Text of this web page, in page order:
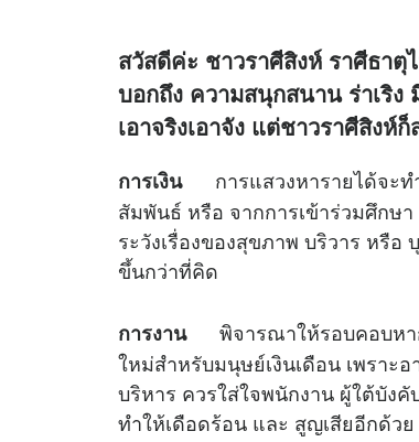
สวัสดีค่ะ ชาวราศีสิงห์ ราศีธาตุ
บอกถึง ความสนุกสนาน ร่าเริง
เอาจริงเอาจัง แต่ชาวราศีสิงห์
การเงินการแสวงหารายได้จะทำ
สัมพันธ์ หรือ จากการเข้าร่วมศึกษ
ระวังเรื่องของสุขภาพ บริวาร หรือ
ขึ้นกว่าที่คิด
การงานพิจารณาให้รอบคอบหาก
ใหม่สำหรับมนุษย์เงินเดือน เพราะ
บริหาร ควรใส่ใจพนักงาน ผู้ใต้บัง
ทำให้เดือดร้อน และ สูญเสียอีกด้วย